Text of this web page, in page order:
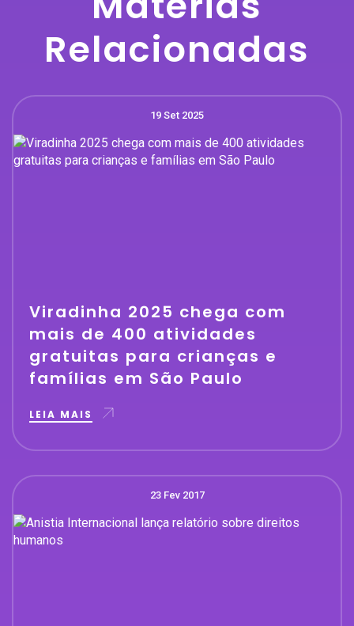
Relacionadas
19 Set 2025
Viradinha 2025 chega com
mais de 400 atividades
gratuitas para crianças e
famílias em São Paulo
LEIA MAIS
23 Fev 2017